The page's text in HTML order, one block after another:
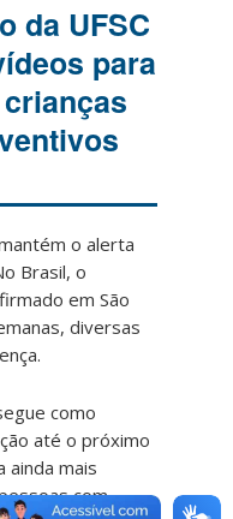
da UFSC
para
o alerta
Brasil, o
em São
diversas
como
até o próximo
ainda mais
com